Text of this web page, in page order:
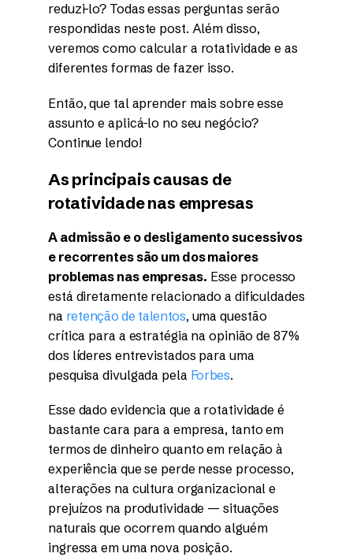
reduzi-lo? Todas essas perguntas serão
respondidas neste post. Além disso,
veremos como calcular a rotatividade e as
diferentes formas de fazer isso.
Então, que tal aprender mais sobre esse
assunto e aplicá-lo no seu negócio?
Continue lendo!
As principais causas de
rotatividade nas empresas
A admissão e o desligamento sucessivos
e recorrentes são um dos maiores
problemas nas empresas. Esse processo
está diretamente relacionado a dificuldades
na retenção de talentos, uma questão
crítica para a estratégia na opinião de 87%
dos líderes entrevistados para uma
pesquisa divulgada pela Forbes.
Esse dado evidencia que a rotatividade é
bastante cara para a empresa, tanto em
termos de dinheiro quanto em relação à
experiência que se perde nesse processo,
alterações na cultura organizacional e
prejuízos na produtividade — situações
naturais que ocorrem quando alguém
ingressa em uma nova posição.